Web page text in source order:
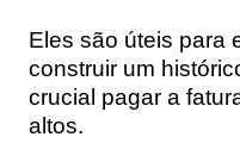
Eles são úteis para
construir um
crucial pagar a
altos.